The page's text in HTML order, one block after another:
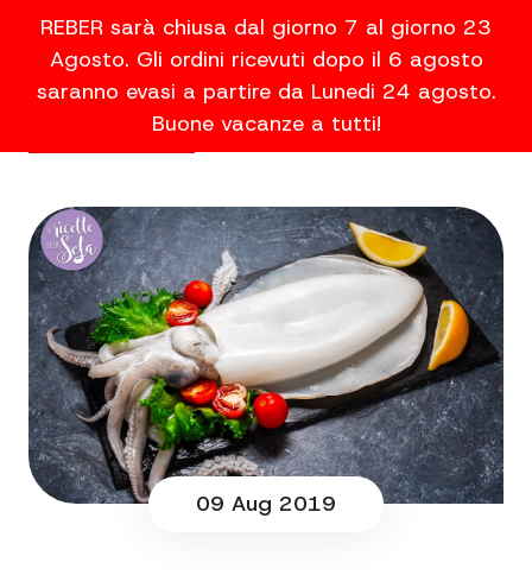
REBER sarà chiusa dal giorno 7 al giorno 23
Agosto. Gli ordini ricevuti dopo il 6 agosto
saranno evasi a partire da Lunedi 24 agosto.
Buone vacanze a tutti!
09 Aug 2019